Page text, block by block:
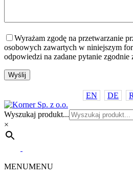
Wyrażam zgodę na przetwarzanie
osobowych zawartych w niniejszym
odpowiedzi na zadane pytanie zgodnie
EN DE
Wyszukaj produkt...
×
MENUMENU